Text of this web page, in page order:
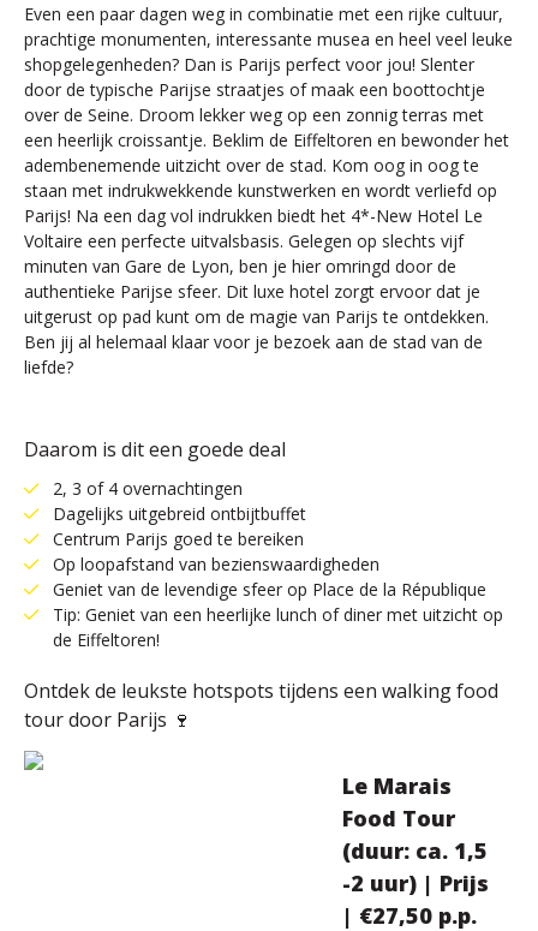
Even een paar dagen weg in combinatie met een rijke cultuur,
prachtige monumenten, interessante musea en heel veel leuke
shopgelegenheden? Dan is Parijs perfect voor jou! Slenter
door de typische Parijse straatjes of maak een boottochtje
over de Seine. Droom lekker weg op een zonnig terras met
een heerlijk croissantje. Beklim de Eiffeltoren en bewonder het
adembenemende uitzicht over de stad. Kom oog in oog te
staan met indrukwekkende kunstwerken en wordt verliefd op
Parijs! Na een dag vol indrukken biedt het 4*-New Hotel Le
Voltaire een perfecte uitvalsbasis. Gelegen op slechts vijf
minuten van Gare de Lyon, ben je hier omringd door de
authentieke Parijse sfeer. Dit luxe hotel zorgt ervoor dat je
uitgerust op pad kunt om de magie van Parijs te ontdekken.
Ben jij al helemaal klaar voor je bezoek aan de stad van de
liefde?
Daarom is dit een goede deal
2, 3 of 4 overnachtingen
Dagelijks uitgebreid ontbijtbuffet
Centrum Parijs goed te bereiken
Op loopafstand van bezienswaardigheden
Geniet van de levendige sfeer op Place de la République
Tip: Geniet van een heerlijke lunch of diner met uitzicht op
de Eiffeltoren!
Ontdek de leukste hotspots tijdens een walking food
tour door Parijs 🍷
Le Marais
Food Tour
(duur: ca. 1,5
-2 uur) | Prijs
| €27,50 p.p.